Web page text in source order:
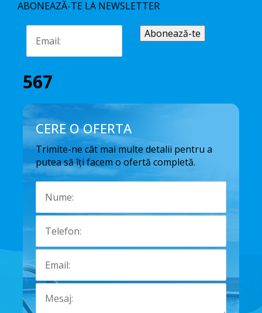
ABONEAZĂ-TE LA NEWSLETTER
567
CERE O OFERTA
Trimite-ne cât mai multe detalii pentru a
putea să îți facem o ofertă completă.